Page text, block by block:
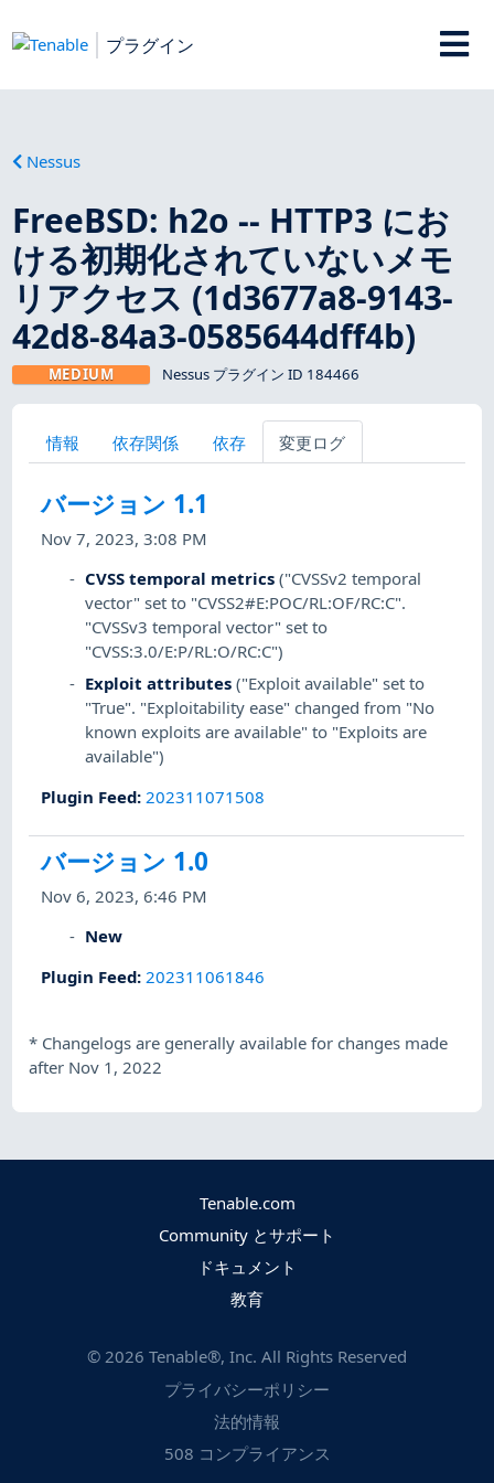
プラグイン
Nessus
FreeBSD: h2o -- HTTP3 にお
ける初期化されていないメモ
リアクセス (1d3677a8-9143-
42d8-84a3-0585644dff4b)
MEDIUM Nessus プラグイン ID 184466
情報 依存関係 依存 変更ログ
バージョン 1.1
Nov 7, 2023, 3:08 PM
CVSS temporal metrics ("CVSSv2 temporal
vector" set to "CVSS2#E:POC/RL:OF/RC:C".
"CVSSv3 temporal vector" set to
"CVSS:3.0/E:P/RL:O/RC:C")
Exploit attributes ("Exploit available" set to
"True". "Exploitability ease" changed from "No
known exploits are available" to "Exploits are
available")
Plugin Feed: 202311071508
バージョン 1.0
Nov 6, 2023, 6:46 PM
New
Plugin Feed: 202311061846
* Changelogs are generally available for changes made
after Nov 1, 2022
Tenable.com
Community とサポート
ドキュメント
教育
© 2026 Tenable®, Inc. All Rights Reserved
プライバシーポリシー
法的情報
508 コンプライアンス